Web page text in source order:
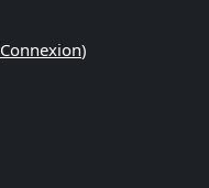
Connexion)